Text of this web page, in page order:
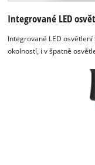
Integrované LED
Integrované LED
okolností, i v špatně